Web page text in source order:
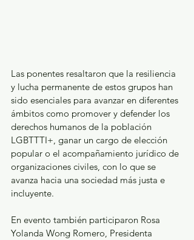
Las ponentes resaltaron que la resiliencia
y lucha permanente de estos grupos han
sido esenciales para avanzar en diferentes
ámbitos como promover y defender los
derechos humanos de la población
LGBTTTI+, ganar un cargo de elección
popular o el acompañamiento jurídico de
organizaciones civiles, con lo que se
avanza hacia una sociedad más justa e
incluyente.
En evento también participaron Rosa
Yolanda Wong Romero, Presidenta